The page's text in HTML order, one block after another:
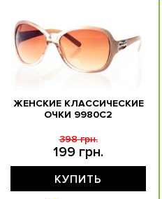
ЖЕНСКИЕ КЛАССИЧЕСКИЕ
ОЧКИ 9980C2
199 грн.
398 грн.
КУПИТЬ